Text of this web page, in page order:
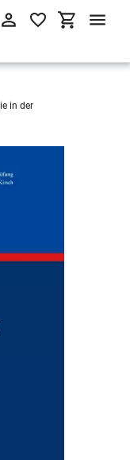
Einloggen
in der